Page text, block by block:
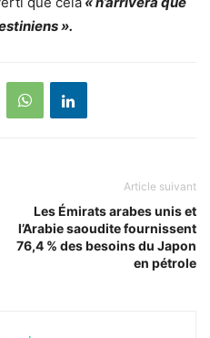
».
Article suivant
Les Émirats arabes unis et
l’Arabie saoudite fournissent
76,4 % des besoins du Japon
en pétrole